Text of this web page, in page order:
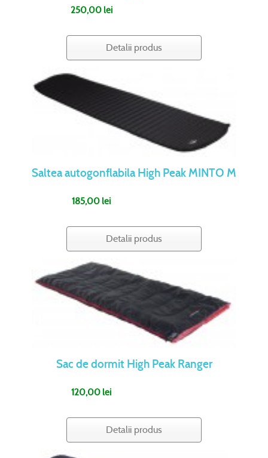
250,00 lei
Detalii produs
Saltea autogonflabila High Peak MINTO M
185,00 lei
Detalii produs
Sac de dormit High Peak Ranger
120,00 lei
Detalii produs